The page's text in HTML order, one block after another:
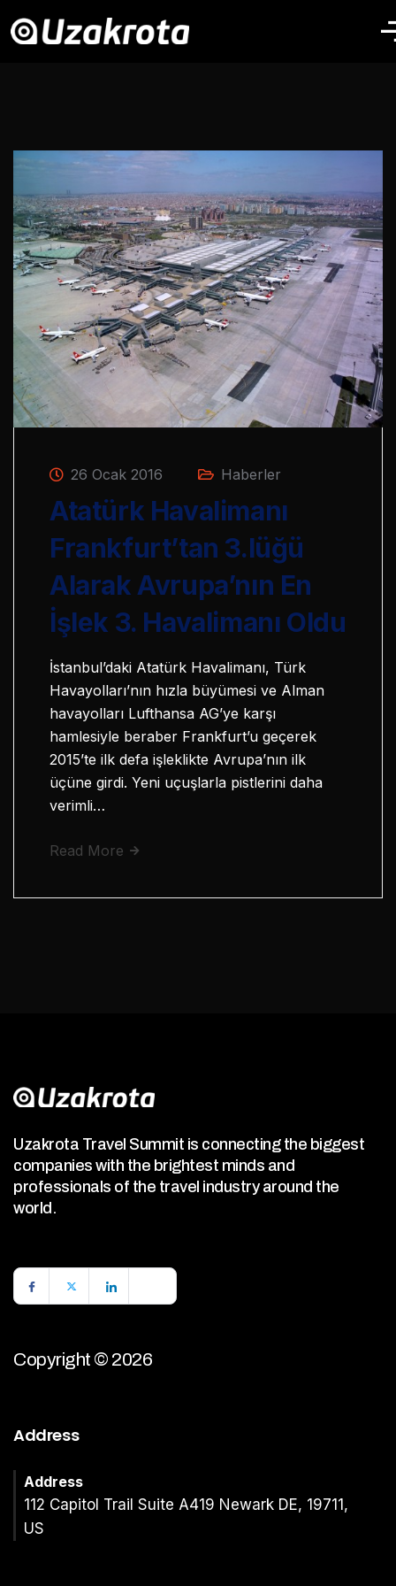
26 Ocak 2016 Haberler
Atatürk Havalimanı
Frankfurt’tan 3.lüğü
Alarak Avrupa’nın En
İşlek 3. Havalimanı Oldu
İstanbul’daki Atatürk Havalimanı, Türk
Havayolları’nın hızla büyümesi ve Alman
havayolları Lufthansa AG’ye karşı
hamlesiyle beraber Frankfurt’u geçerek
2015’te ilk defa işleklikte Avrupa’nın ilk
üçüne girdi. Yeni uçuşlarla pistlerini daha
verimli…
Read More
Uzakrota Travel Summit is connecting the biggest
companies with the brightest minds and
professionals of the travel industry around the
world.
Copyright © 2026
Address
Address
112 Capitol Trail Suite A419 Newark DE, 19711,
US